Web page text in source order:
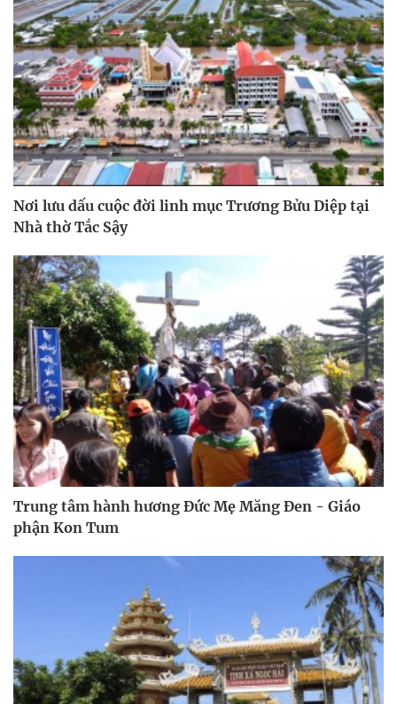
Nơi lưu dấu cuộc đời linh mục Trương Bửu Diệp tại
Nhà thờ Tắc Sậy
Trung tâm hành hương Đức Mẹ Măng Đen - Giáo
phận Kon Tum